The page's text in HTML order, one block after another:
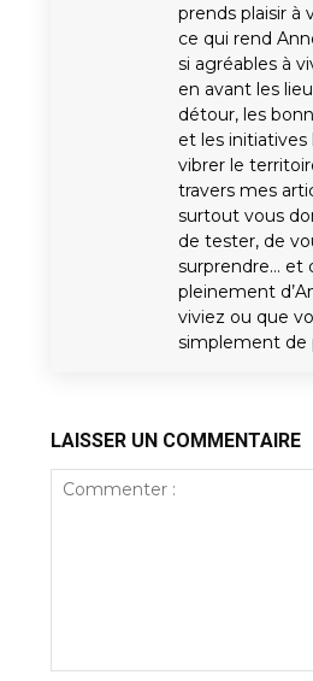
prends plaisir à
ce qui rend
si agréables à
en avant les
détour, les
et les
vibrer le
travers mes
surtout vous
de tester, de
surprendre… et
pleinement
viviez ou que
simplement de
LAISSER UN COMMENTAIRE